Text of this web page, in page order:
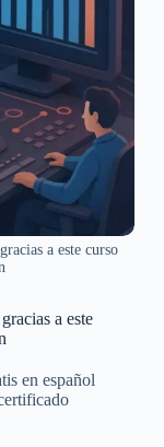
a este curso
a este
en español